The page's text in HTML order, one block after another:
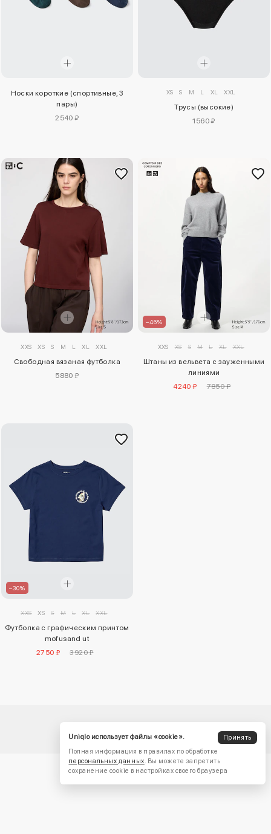
Носки короткие (спортивные, 3
пары)
2540 ₽
XS S M L XL XXL
Трусы (высокие)
1560 ₽
XXS XS S M L XL XXL
Свободная вязаная футболка
5880 ₽
–46%
XXS XS S M L XL XXL
Штаны из вельвета с зауженными
линиями
4240 ₽
7850 ₽
–30%
XXS XS S M L XL XXL
Футболка с графическим принтом
mofusand ut
2750 ₽
3920 ₽
Uniqlo использует файлы «cookie».
Принять
Полная информация в правилах по обработке
персональных данных. Вы можете запретить
сохранение cookie в настройках своего браузера